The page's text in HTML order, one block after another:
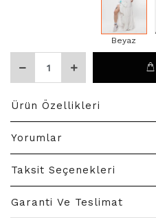
Beyaz
Ürün Özellikleri
Yorumlar
Taksit Seçenekleri
Garanti Ve Teslimat